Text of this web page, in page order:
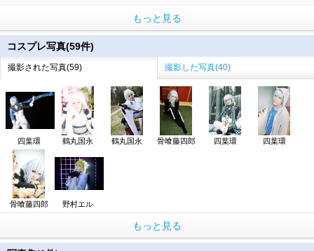
もっと見る
コスプレ写真(59件)
撮影された写真(59) 撮影した写真(40)
四葉環 鶴丸国永 鶴丸国永 骨喰藤四郎 四葉環 四葉環
骨喰藤四郎 野村エル
もっと見る